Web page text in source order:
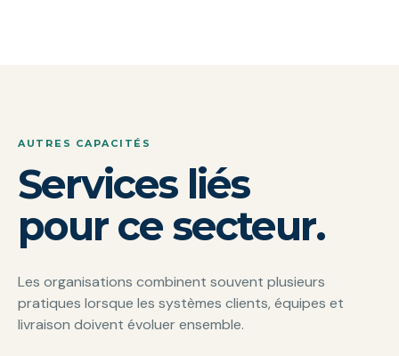
AUTRES CAPACITÉS
Services liés
pour ce secteur.
Les organisations combinent souvent plusieurs
pratiques lorsque les systèmes clients, équipes et
livraison doivent évoluer ensemble.